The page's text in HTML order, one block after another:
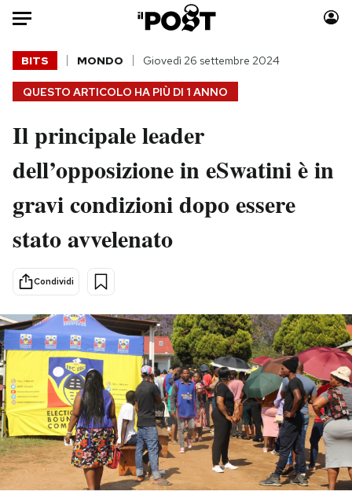
Auto
HOME
Italia
Politica
Tecnologia
Scienza
Cultura
Economia
Sport
Moda
Consumismi
Storie/Idee
Ok Boomer!
Mondiali calcio 2026
PODCAST
NEWSLETTER
I MIEI PREFERITI
QUESTO ARTICOLO HA PIÙ DI 1 ANNO
BITS MONDO Giovedì 26 settembre 2024
Il principale leader
dell’opposizione in eSwatini è in
gravi condizioni dopo essere
stato avvelenato
Condividi